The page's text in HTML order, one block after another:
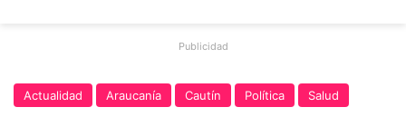
Publicidad
Actualidad Araucanía Cautín Política Salud